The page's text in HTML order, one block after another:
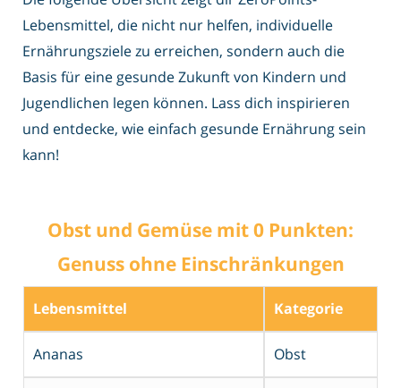
Lebensmittel, die nicht nur helfen, individuelle
Ernährungsziele zu erreichen, sondern auch die
Basis für eine gesunde Zukunft von Kindern und
Jugendlichen legen können. Lass dich inspirieren
und entdecke, wie einfach gesunde Ernährung sein
kann!
Obst und Gemüse mit 0 Punkten:
Genuss ohne Einschränkungen
Lebensmittel Kategorie
Ananas Obst